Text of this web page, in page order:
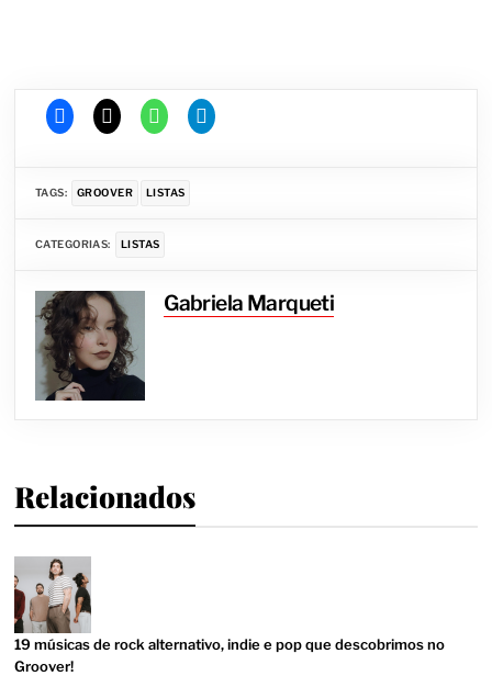
TAGS: GROOVER LISTAS
CATEGORIAS: LISTAS
Gabriela Marqueti
Relacionados
19 músicas de rock alternativo, indie e pop que descobrimos no
Groover!